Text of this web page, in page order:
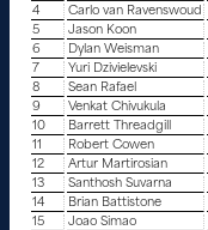
4
Carlo van Ravenswoud
5
Jason Koon
6
Dylan Weisman
7
Yuri Dzivielevski
8
Sean Rafael
9
Venkat Chivukula
10
Barrett Threadgill
11
Robert Cowen
12
Artur Martirosian
13
Santhosh Suvarna
14
Brian Battistone
15
Joao Simao